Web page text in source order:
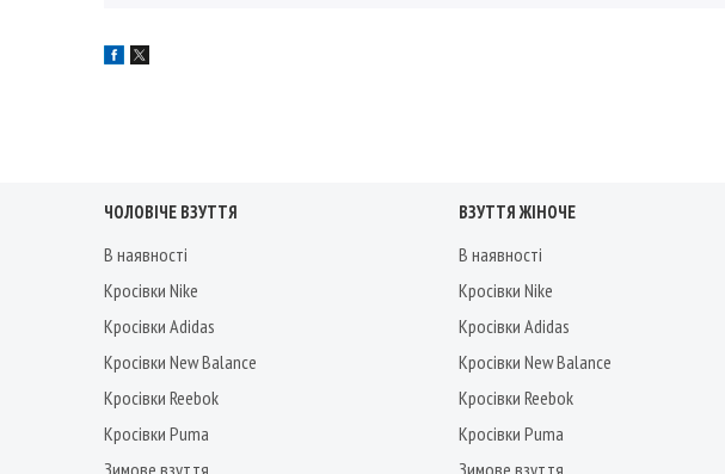
ЧОЛОВІЧЕ ВЗУТТЯ
В наявності
Кросівки Nike
Кросівки Adidas
Кросівки New Balance
Кросівки Reebok
Кросівки Puma
Зимове взуття
ВЗУТТЯ ЖІНОЧЕ
В наявності
Кросівки Nike
Кросівки Adidas
Кросівки New Balance
Кросівки Reebok
Кросівки Puma
Зимове взуття